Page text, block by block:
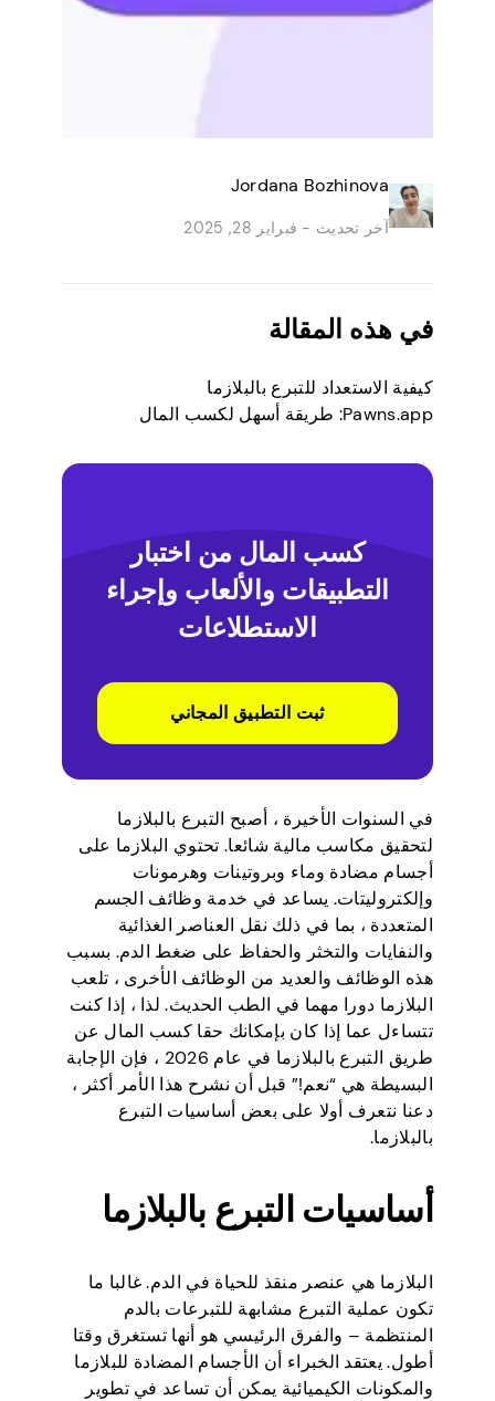
Jordana Bozhinova
آخر تحديث - فبراير 28, 2025
في هذه المقالة
كيفية الاستعداد للتبرع بالبلازما
Pawns.app: طريقة أسهل لكسب المال
كسب المال من اختبار
التطبيقات والألعاب وإجراء
الاستطلاعات
ثبت التطبيق المجاني
في السنوات الأخيرة ، أصبح التبرع بالبلازما
لتحقيق مكاسب مالية شائعا. تحتوي البلازما على
أجسام مضادة وماء وبروتينات وهرمونات
وإلكتروليتات. يساعد في خدمة وظائف الجسم
المتعددة ، بما في ذلك نقل العناصر الغذائية
والنفايات والتخثر والحفاظ على ضغط الدم. بسبب
هذه الوظائف والعديد من الوظائف الأخرى ، تلعب
البلازما دورا مهما في الطب الحديث. لذا ، إذا كنت
تتساءل عما إذا كان بإمكانك حقا كسب المال عن
طريق التبرع بالبلازما في عام 2026 ، فإن الإجابة
البسيطة هي “نعم!” قبل أن نشرح هذا الأمر أكثر ،
دعنا نتعرف أولا على بعض أساسيات التبرع
بالبلازما.
أساسيات التبرع بالبلازما
البلازما هي عنصر منقذ للحياة في الدم. غالبا ما
تكون عملية التبرع مشابهة للتبرعات بالدم
المنتظمة – والفرق الرئيسي هو أنها تستغرق وقتا
أطول. يعتقد الخبراء أن الأجسام المضادة للبلازما
والمكونات الكيميائية يمكن أن تساعد في تطوير